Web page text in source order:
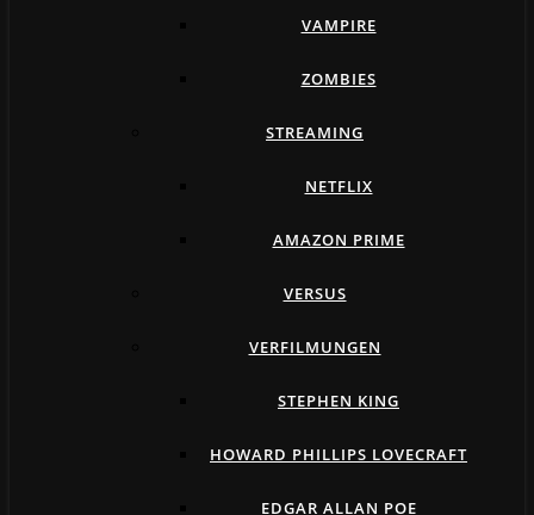
VAMPIRE
ZOMBIES
STREAMING
NETFLIX
AMAZON PRIME
VERSUS
VERFILMUNGEN
STEPHEN KING
HOWARD PHILLIPS LOVECRAFT
EDGAR ALLAN POE